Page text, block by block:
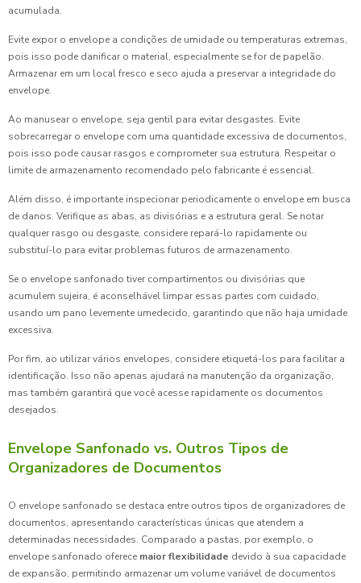
acumulada.
Evite expor o envelope a condições de umidade ou temperaturas extremas,
pois isso pode danificar o material, especialmente se for de papelão.
Armazenar em um local fresco e seco ajuda a preservar a integridade do
envelope.
Ao manusear o envelope, seja gentil para evitar desgastes. Evite
sobrecarregar o envelope com uma quantidade excessiva de documentos,
pois isso pode causar rasgos e comprometer sua estrutura. Respeitar o
limite de armazenamento recomendado pelo fabricante é essencial.
Além disso, é importante inspecionar periodicamente o envelope em busca
de danos. Verifique as abas, as divisórias e a estrutura geral. Se notar
qualquer rasgo ou desgaste, considere repará-lo rapidamente ou
substituí-lo para evitar problemas futuros de armazenamento.
Se o envelope sanfonado tiver compartimentos ou divisórias que
acumulem sujeira, é aconselhável limpar essas partes com cuidado,
usando um pano levemente umedecido, garantindo que não haja umidade
excessiva.
Por fim, ao utilizar vários envelopes, considere etiquetá-los para facilitar a
identificação. Isso não apenas ajudará na manutenção da organização,
mas também garantirá que você acesse rapidamente os documentos
desejados.
Envelope Sanfonado vs. Outros Tipos de
Organizadores de Documentos
O envelope sanfonado se destaca entre outros tipos de organizadores de
documentos, apresentando características únicas que atendem a
determinadas necessidades. Comparado a pastas, por exemplo, o
envelope sanfonado oferece maior flexibilidade devido à sua capacidade
de expansão, permitindo armazenar um volume variável de documentos